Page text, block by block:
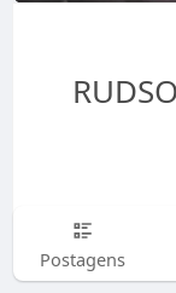
Postagens